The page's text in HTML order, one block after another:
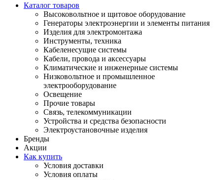
Каталог товаров
Высоковольтное и щитовое оборудование
Генераторы электроэнергии и элементы питания
Изделия для электромонтажа
Инструменты, техника
Кабеленесущие системы
Кабели, провода и аксессуары
Климатические и инженерные системы
Низковольтное и промышленное
электрооборудование
Освещение
Прочие товары
Связь, телекоммуникации
Устройства и средства безопасности
Электроустановочные изделия
Бренды
Акции
Как купить
Условия доставки
Условия оплаты